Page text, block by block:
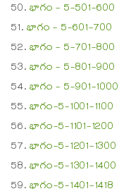
భాగం - 5-501-600
భాగం - 5-601-700
భాగం - 5-701-800
భాగం - 5-801-900
భాగం - 5-901-1000
భాగం-5-1001-1100
భాగం-5-1101-1200
భాగం-5-1201-1300
భాగం-5-1301-1400
భాగం-5-1401-1418